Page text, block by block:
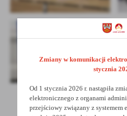
Zmiany w komunikacji
stycznia
Od 1 stycznia 2026 r. nastąpiła
elektronicznego z organami
przejściowy związany z systemem